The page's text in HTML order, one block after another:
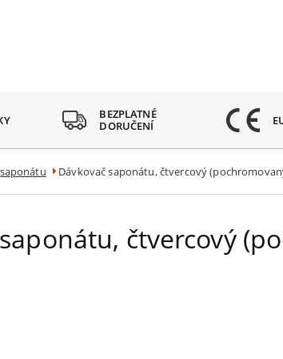
BEZPLATNÉ
DORUČENÍ
Dávkovač saponátu, čtvercový
čtvercový